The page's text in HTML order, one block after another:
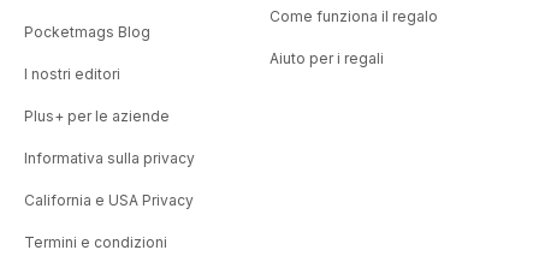
Pocketmags Blog
I nostri editori
Plus+ per le aziende
Informativa sulla privacy
California e USA Privacy
Termini e condizioni
Come funziona il regalo
Aiuto per i regali